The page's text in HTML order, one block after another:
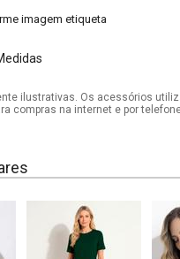
imagem etiqueta
ilustrativas. Os acessórios
compras na internet e por